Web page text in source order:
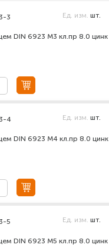
DIN 6923 М3 кл.пр 8.0 цинк
3 Ед. изм. шт.
DIN 6923 М4 кл.пр 8.0 цинк
4 Ед. изм. шт.
DIN 6923 М5 кл.пр 8.0 цинк
5 Ед. изм. шт.